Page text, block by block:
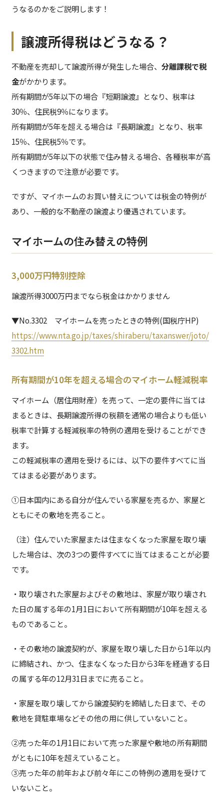
うなるのかをご説明します！
譲渡所得税はどうなる？
不動産を売却して譲渡所得が発生した場合、 分離課税で税
金がかかります。
所有期間が5年以下の場合『短期譲渡』となり、税率は
30％、住民税9％になります。
所有期間が5年を超える場合は『長期譲渡』となり、税率
15％、住民税5％です。
所有期間が5年以下の状態で住み替える場合、各種税率が高
くつきますので注意が必要です。
ですが、マイホームのお買い替えについては税金の特例が
あり、一般的な不動産の譲渡より優遇されています。
マイホームの住み替えの特例
3,000万円特別控除
譲渡所得3000万円までなら税金はかかりません
▼No.3302 マイホームを売ったときの特例(国税庁HP)
https://www.nta.go.jp/taxes/shiraberu/taxanswer/joto/
3302.htm
所有期間が10年を超える場合のマイホーム軽減税率
マイホーム（居住用財産）を売って、一定の要件に当ては
まるときは、長期譲渡所得の税額を通常の場合よりも低い
税率で計算する軽減税率の特例の適用を受けることができ
ます。
この軽減税率の適用を受けるには、以下の要件すべてに当
てはまる必要があります。
①日本国内にある自分が住んでいる家屋を売るか、家屋と
ともにその敷地を売ること。
（注）住んでいた家屋または住まなくなった家屋を取り壊
した場合は、次の3つの要件すべてに当てはまることが必要
です。
・取り壊された家屋およびその敷地は、家屋が取り壊され
た日の属する年の1月1日において所有期間が10年を超える
ものであること。
・その敷地の譲渡契約が、家屋を取り壊した日から1年以内
に締結され、かつ、住まなくなった日から3年を経過する日
の属する年の12月31日までに売ること。
・家屋を取り壊してから譲渡契約を締結した日まで、その
敷地を貸駐車場などその他の用に供していないこと。
②売った年の1月1日において売った家屋や敷地の所有期間
がともに10年を超えていること。
③売った年の前年および前々年にこの特例の適用を受けて
いないこと。